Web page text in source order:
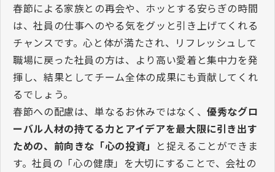
春節による家族との再会や、ホッとする安らぎの時間
は、社員の仕事へのやる気をグッと引き上げてくれる
チャンスです。心と体が満たされ、リフレッシュして
職場に戻った社員の方は、より高い愛着と集中力を発
揮し、結果としてチーム全体の成果にも貢献してくれ
るでしょう。
春節への配慮は、単なるお休みではなく、優秀なグロ
ーバル人材の持てる力とアイデアを最大限に引き出す
ための、前向きな「心の投資」 と捉えることができま
す。社員の「心の健康」を大切にすることで、会社の